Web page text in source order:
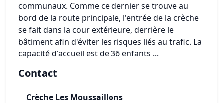
communaux. Comme ce dernier se trouve au
bord de la route principale, l'entrée de la crèche
se fait dans la cour extérieure, derrière le
bâtiment afin d'éviter les risques liés au trafic. La
capacité d'accueil est de 36 enfants ...
Contact
Crèche Les Moussaillons